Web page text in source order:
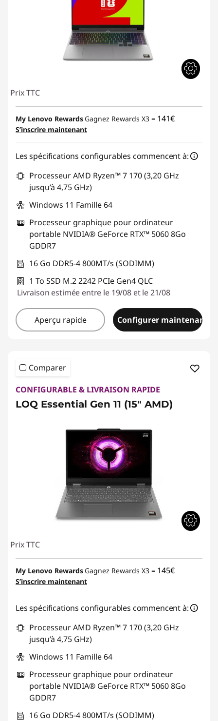
Prix TTC
My Lenovo Rewards Gagnez Rewards X3 = 141€
S’inscrire maintenant
Les spécifications configurables commencent à:
Processeur AMD Ryzen™ 7 170 (3,20 GHz
jusqu’à 4,75 GHz)
Windows 11 Famille 64
Processeur graphique pour ordinateur
portable NVIDIA® GeForce RTX™ 5060 8Go
GDDR7
16 Go DDR5-4 800MT/s (SODIMM)
1 To SSD M.2 2242 PCIe Gen4 QLC
Livraison estimée entre le 19/08 et le 21/08
Aperçu rapide Configurer maintenant
Comparer
CONFIGURABLE & LIVRAISON RAPIDE
LOQ Essential Gen 11 (15" AMD)
Prix TTC
My Lenovo Rewards Gagnez Rewards X3 = 145€
S’inscrire maintenant
Les spécifications configurables commencent à:
Processeur AMD Ryzen™ 7 170 (3,20 GHz
jusqu’à 4,75 GHz)
Windows 11 Famille 64
Processeur graphique pour ordinateur
portable NVIDIA® GeForce RTX™ 5060 8Go
GDDR7
16 Go DDR5-4 800MT/s (SODIMM)